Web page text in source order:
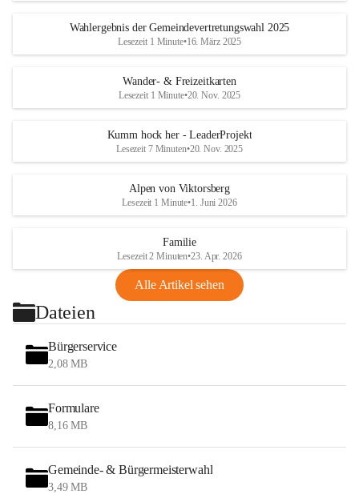
Wahlergebnis der Gemeindevertretungswahl 2025
Lesezeit 1 Minute•16. März 2025
Wander- & Freizeitkarten
Lesezeit 1 Minute•20. Nov. 2025
Kumm hock her - LeaderProjekt
Lesezeit 7 Minuten•20. Nov. 2025
Alpen von Viktorsberg
Lesezeit 1 Minute•1. Juni 2026
Familie
Lesezeit 2 Minuten•23. Apr. 2026
Alle Artikel sehen
Dateien
Bürgerservice
2,08 MB
Formulare
8,16 MB
Gemeinde- & Bürgermeisterwahl
3,49 MB